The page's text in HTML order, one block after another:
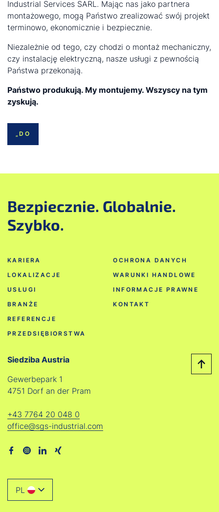
Industrial Services SARL. Mając nas jako partnera
montażowego, mogą Państwo zrealizować swój projekt
terminowo, ekonomicznie i bezpiecznie.
Niezależnie od tego, czy chodzi o montaż mechaniczny,
czy instalację elektryczną, nasze usługi z pewnością
Państwa przekonają.
Państwo produkują. My montujemy. Wszyscy na tym
zyskują.
„DO
Bezpiecznie. Globalnie.
Szybko.
KARIERA
LOKALIZACJE
USŁUGI
BRANŻE
REFERENCJE
PRZEDSIĘBIORSTWA
OCHRONA DANYCH
WARUNKI HANDLOWE
INFORMACJE PRAWNE
KONTAKT
Siedziba Austria
Gewerbepark 1
4751 Dorf an der Pram
+43 7764 20 048 0
office@sgs-industrial.com
PL